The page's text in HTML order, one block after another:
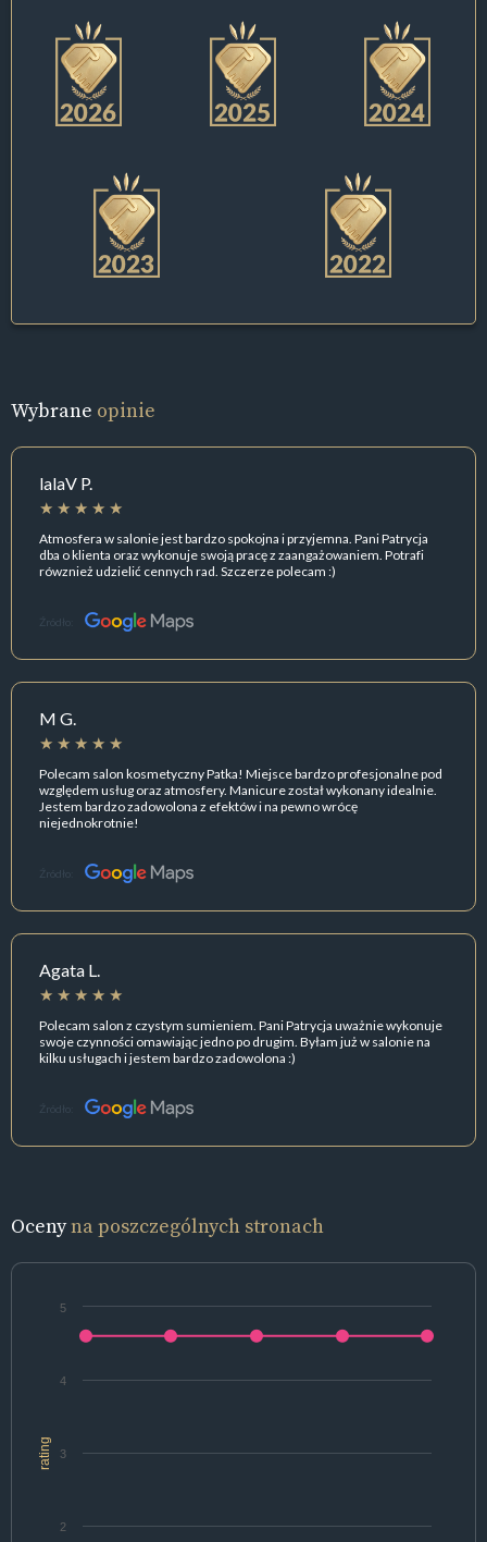
Wybrane opinie
lalaV P.
Atmosfera w salonie jest bardzo spokojna i przyjemna. Pani Patrycja
dba o klienta oraz wykonuje swoją pracę z zaangażowaniem. Potrafi
rówznież udzielić cennych rad. Szczerze polecam :)
Źródło:
M G.
Polecam salon kosmetyczny Patka! Miejsce bardzo profesjonalne pod
względem usług oraz atmosfery. Manicure został wykonany idealnie.
Jestem bardzo zadowolona z efektów i na pewno wrócę
niejednokrotnie!
Źródło:
Agata L.
Polecam salon z czystym sumieniem. Pani Patrycja uważnie wykonuje
swoje czynności omawiając jedno po drugim. Byłam już w salonie na
kilku usługach i jestem bardzo zadowolona :)
Źródło:
Ocenyna poszczególnych stronach
rating
2
3
4
5